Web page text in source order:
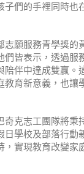
子們的手裡同時也
志願服務青學獎的
們皆表示，透過服
陪伴中達成雙贏。
教育新意義，也讓
奇克志工團隊將秉
日學校及部落行動
，實現教育改變家